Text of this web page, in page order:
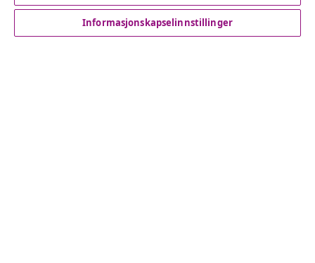
Kundeservice
Informasjonskapselinnstillinger